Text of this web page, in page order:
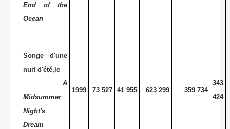
End of the
Ocean
Songe d'une
nuit d'été,le
A
Midsummer
Night's
Dream
1999 73 527 41 955 623 299 359 734
343
424